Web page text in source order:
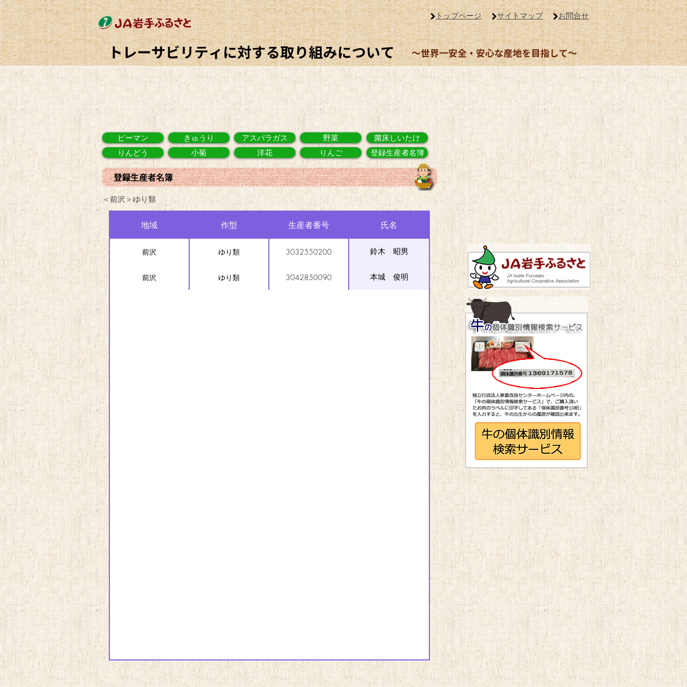
トップページ サイトマップ お問合せ
ピーマン きゅうり アスパラガス 野菜
菌床しいたけ
りんどう
小菊 洋花 りんご 登録生産者名簿
＜前沢＞ゆり類
地域 作型 生産者番号 氏名
前沢 ゆり類 3032550200 鈴木 昭男
前沢 ゆり類 3042850090 本城 俊明